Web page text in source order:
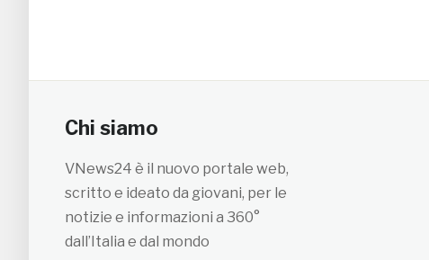
Chi siamo
VNews24 è il nuovo portale web,
scritto e ideato da giovani, per le
notizie e informazioni a 360°
dall’Italia e dal mondo